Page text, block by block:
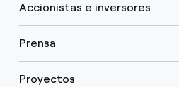
Accionistas e inversores
Prensa
Proyectos